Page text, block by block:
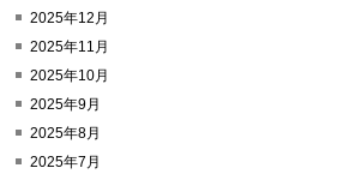
2025年12月
2025年11月
2025年10月
2025年9月
2025年8月
2025年7月